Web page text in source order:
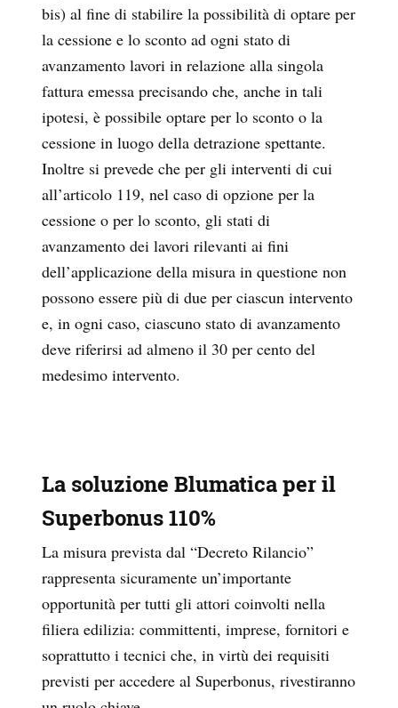
bis) al fine di stabilire la possibilità di optare per
la cessione e lo sconto ad ogni stato di
avanzamento lavori in relazione alla singola
fattura emessa precisando che, anche in tali
ipotesi, è possibile optare per lo sconto o la
cessione in luogo della detrazione spettante.
Inoltre si prevede che per gli interventi di cui
all’articolo 119, nel caso di opzione per la
cessione o per lo sconto, gli stati di
avanzamento dei lavori rilevanti ai fini
dell’applicazione della misura in questione non
possono essere più di due per ciascun intervento
e, in ogni caso, ciascuno stato di avanzamento
deve riferirsi ad almeno il 30 per cento del
medesimo intervento.
La soluzione Blumatica per il
Superbonus 110%
La misura prevista dal “Decreto Rilancio”
rappresenta sicuramente un’importante
opportunità per tutti gli attori coinvolti nella
filiera edilizia: committenti, imprese, fornitori e
soprattutto i tecnici che, in virtù dei requisiti
previsti per accedere al Superbonus, rivestiranno